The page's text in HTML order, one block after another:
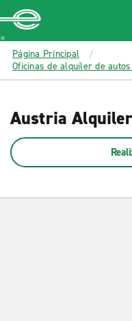
MAIN
CONTENT
Enterprise
Página Principal
Oficinas de alquiler de
Austria